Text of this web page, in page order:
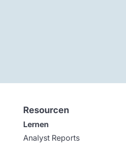
Resourcen
Lernen
Analyst Reports